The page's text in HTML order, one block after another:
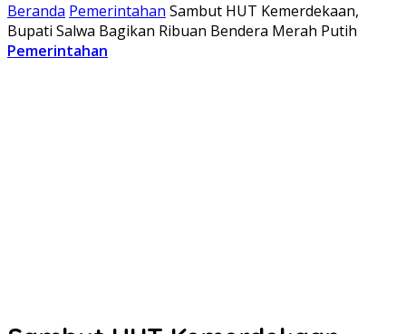
Beranda Pemerintahan Sambut HUT Kemerdekaan,
Bupati Salwa Bagikan Ribuan Bendera Merah Putih
Pemerintahan